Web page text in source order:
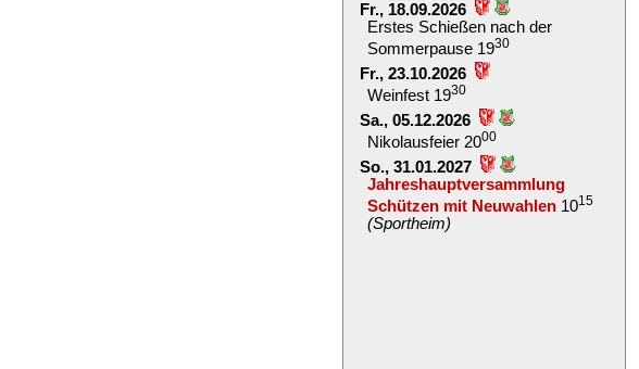
Fr., 18.09.2026
Erstes Schießen nach der
Sommerpause 1930
Fr., 23.10.2026
Weinfest 1930
Sa., 05.12.2026
Nikolausfeier 2000
So., 31.01.2027
Jahreshauptversammlung
Schützen mit Neuwahlen1015
(Sportheim)